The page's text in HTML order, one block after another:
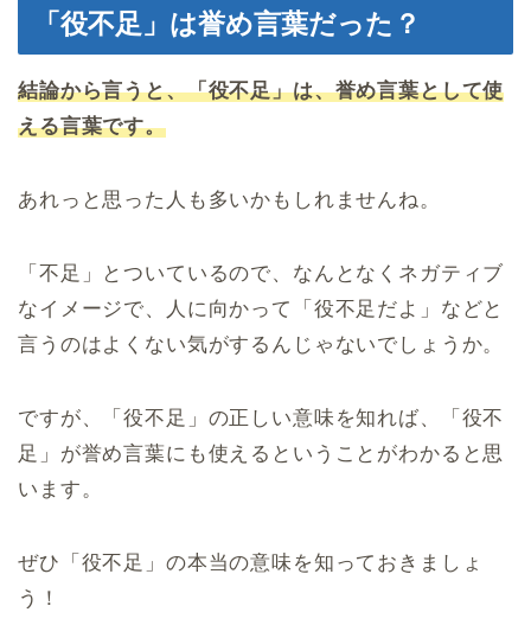
「役不足」は誉め言葉だった？
結論から言うと、「役不足」は、誉め言葉として使
える言葉です。
あれっと思った人も多いかもしれませんね。
「不足」とついているので、なんとなくネガティブ
なイメージで、人に向かって「役不足だよ」などと
言うのはよくない気がするんじゃないでしょうか。
ですが、「役不足」の正しい意味を知れば、「役不
足」が誉め言葉にも使えるということがわかると思
います。
ぜひ「役不足」の本当の意味を知っておきましょ
う！